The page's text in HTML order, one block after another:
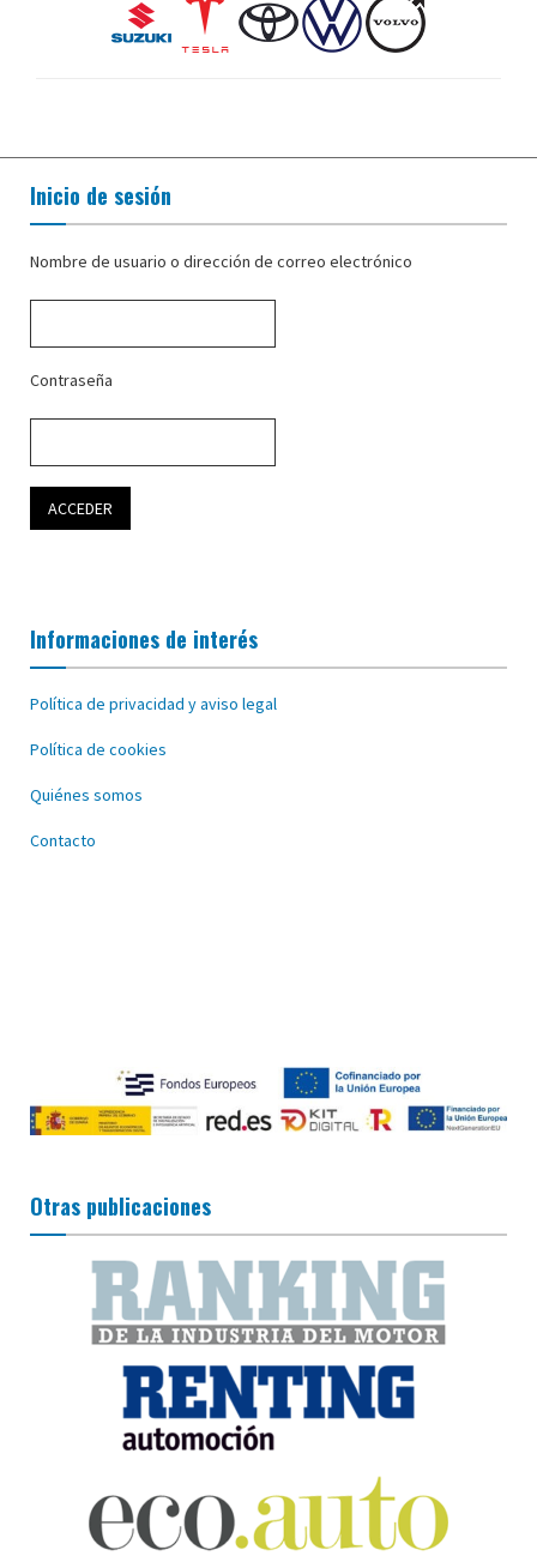
Inicio de sesión
Nombre de usuario o dirección de correo electrónico
Contraseña
Informaciones de interés
Política de privacidad y aviso legal
Política de cookies
Quiénes somos
Contacto
Otras publicaciones